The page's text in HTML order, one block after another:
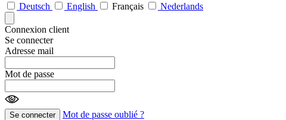
Deutsch
English Français Nederlands
Connexion client
Se connecter
Adresse mail
Mot de passe
Se connecter
Mot de passe oublié ?